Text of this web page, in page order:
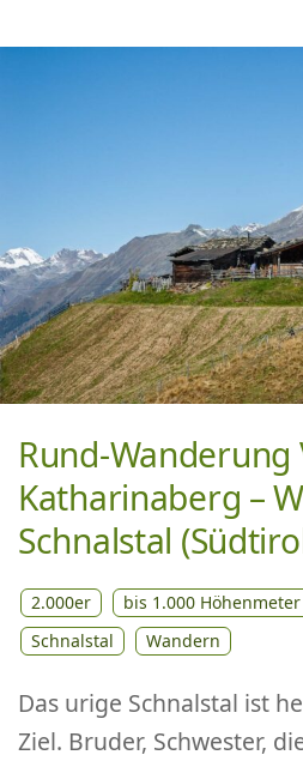
Rund-Wanderung
Katharinaberg –
Schnalstal
2.000er bis 1.000 Höhenmeter
Schnalstal
Wandern
Das urige Schnalstal ist
Ziel. Bruder, Schwester,